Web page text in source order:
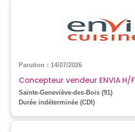
Parution : 14/07/2026
Concepteur vendeur ENVIA H/F
Sainte-Geneviève-des-Bois (91)
Durée indéterminée (CDI)